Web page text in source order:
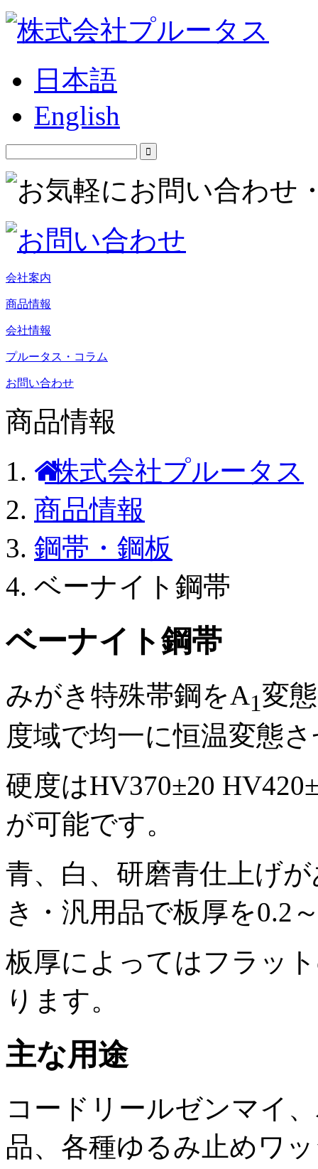
日本語
English
会社案内
商品情報
会社情報
プルータス・コラム
お問い合わせ
商品情報
株式会社プルータス
商品情報
鋼帯・鋼板
ベーナイト鋼帯
ベーナイト鋼帯
みがき特殊帯鋼をA1変
度域で均一に恒温変態
硬度はHV370±20
が可能です。
青、白、研磨青仕上げ
き・汎用品で板厚を0.2
板厚によってはフラッ
ります。
主な用途
コードリールゼンマイ
品、各種ゆるみ止めワ